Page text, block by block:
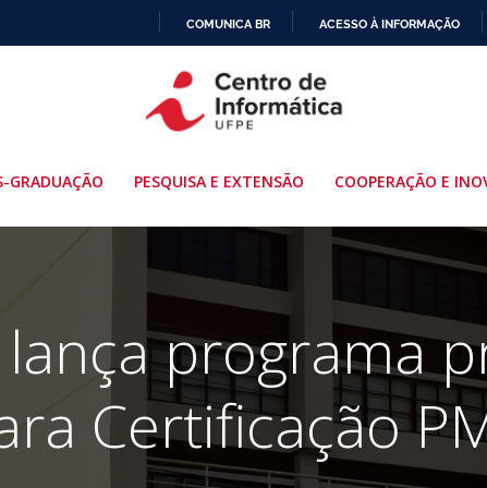
PARA
O
COMUNICA BR ACESSO À INFORMAÇÃO
GRADUAÇÃO PESQUISA E EXTENSÃO COOPERAÇÃO E
programa
Certificação